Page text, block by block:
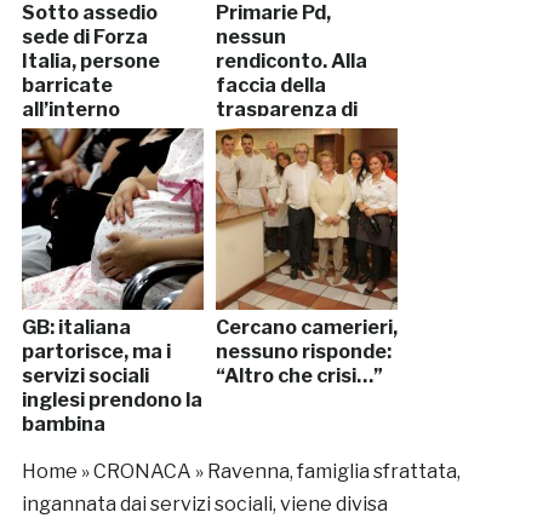
Sotto assedio
sede di Forza
Italia, persone
barricate
all’interno
Primarie Pd,
nessun
rendiconto. Alla
faccia della
trasparenza di
Renzi
GB: italiana
partorisce, ma i
servizi sociali
inglesi prendono la
bambina
Cercano camerieri,
nessuno risponde:
“Altro che crisi…”
Home »CRONACA » Ravenna, famiglia sfrattata,
ingannata dai servizi sociali, viene divisa